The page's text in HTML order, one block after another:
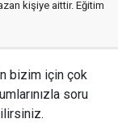
kişiye aittir. Eğitim
bizim için çok
soru